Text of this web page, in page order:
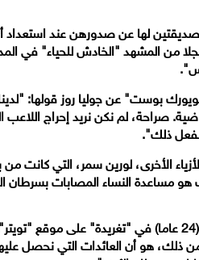
لها عن صدورهن عند استعداد
من المشهد "الخادش للحياء" في
بوست" عن جوليا روز قولها:
صراحة، لم نكن نريد إحراج
ذلك".
الأخرى، لورين سمر، التي كانت من
مساعدة النساء المصابات بسرطان
وقالت لورين سمر (24 عاما) في "تغريدة"